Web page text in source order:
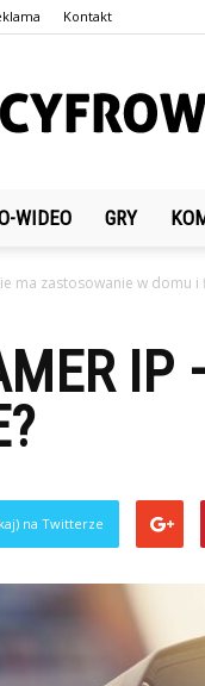
Kontakt
WIDEO GRY
ma zastosowanie w domu i
na Twitterze